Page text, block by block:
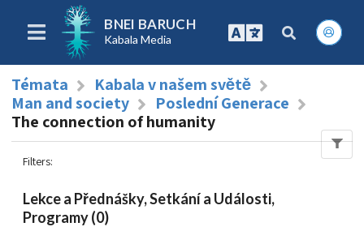
BNEI BARUCH
Kabala Media
Témata
Kabala v našem světě
Man and society
Poslední Generace
The connection of humanity
Filters:
Lekce a Přednášky, Setkání a Události,
Programy (0)